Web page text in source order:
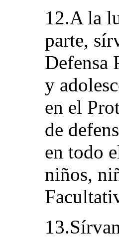
12.A la
parte,
Defensa
y
en el
de
en todo
niños,